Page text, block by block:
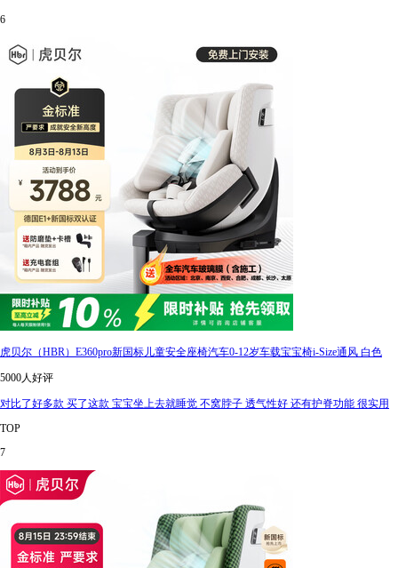
6
虎贝尔（HBR）E360pro新国标儿童安全座椅汽车0-12岁车载宝宝椅i-Size通风 白色
5000人好评
对比了好多款 买了这款 宝宝坐上去就睡觉 不窝脖子 透气性好 还有护脊功能 很实用
TOP
7